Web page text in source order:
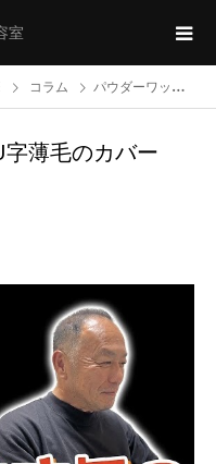
室
コラム パウダーワックスを使うU字薄毛のカバー
薄毛のカバー